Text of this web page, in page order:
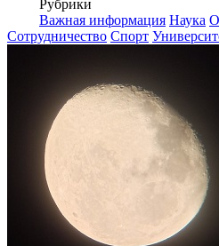
Рубрики
Важная информация Наука
Сотрудничество Спорт